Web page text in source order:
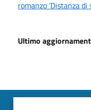
romanzo 'Distanza di
Ultimo